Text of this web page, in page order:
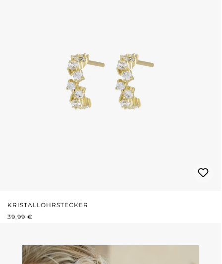
KRISTALLOHRSTECKER
REGULÄRER PREIS:
39,99 €